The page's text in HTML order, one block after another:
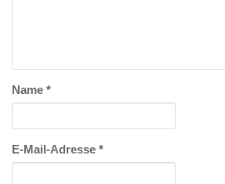
Name *
E-Mail-Adresse *